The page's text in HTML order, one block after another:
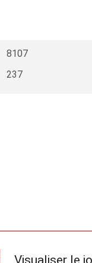
8107
237
Visualiser le